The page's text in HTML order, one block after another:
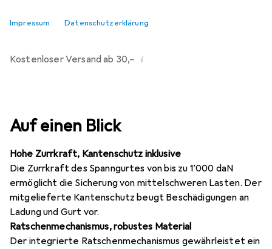
Impressum Datenschutzerklärung
Vergleichen
Kostenloser Versand ab 30,– i
Auf einen Blick
Hohe Zurrkraft, Kantenschutz inklusive
Die Zurrkraft des Spanngurtes von bis zu 1’000 daN
ermöglicht die Sicherung von mittelschweren Lasten. Der
mitgelieferte Kantenschutz beugt Beschädigungen an
Ladung und Gurt vor.
Ratschenmechanismus, robustes Material
Der integrierte Ratschenmechanismus gewährleistet ein